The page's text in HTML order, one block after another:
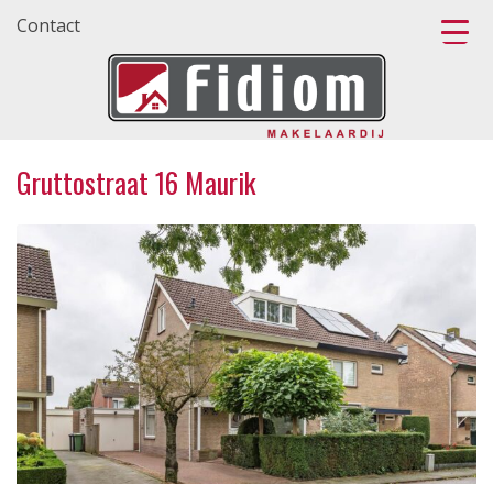
Contact
Gruttostraat 16 Maurik